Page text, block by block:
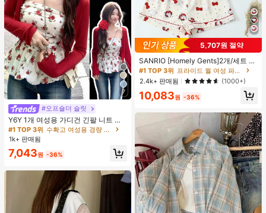
7
#오프숄더 슬릿
Y6Y 1개 여성용 가디건 긴팔 니트 크
롭 재킷, 신축성 좋고 가벼움, 캐미솔
과 레이어드하기 좋음 봄 레드
#1 TOP 3위
거의 매진!
#1 TOP 3위
수확고 여성용 경량 재킷
거의 매진!
#1 TOP 3위
수확고 여성용 경량 재킷
거의 매진!
#1 TOP 3위
거의 매진!
1k+ 판매됨
7,043원 -36%
5,707원 절약
SANRIO [Homely Gents]2개/세트 여
성 프린트 라펠 반팔 버튼 포켓 상의
및 보우 반바지 잠옷 세트, 캐주얼 홈
웨어, 봄/여름에 적합
#1 TOP 3위
프라이드 월 여성 파자마 세트
높은 재방문 고객
#1 TOP 3위
프라이드 월 여성 파자마 세트
높은 재방문 고객
#1 TOP 3위
프라이드 월 여성 파자마 세트
높은 재방문 고객
#1 TOP 3위
높은 재방문 고객
2.4k+ 판매됨 (1000+)
10,083원 -36%